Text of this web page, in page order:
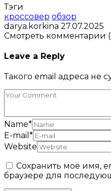
Тэги
кроссовер обзор
darya.korkina 27.07.2025
Смотреть комментарии
Leave a Reply
Такого email адреса не
Name*
E-mail *
Website
Сохранить моё имя,
браузере для